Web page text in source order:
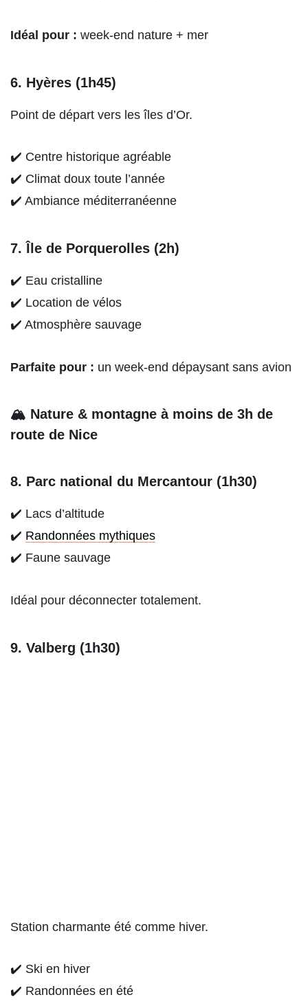
Idéal pour : week-end nature + mer
6. Hyères (1h45)
Point de départ vers les îles d’Or.
✔️ Centre historique agréable
✔️ Climat doux toute l’année
✔️ Ambiance méditerranéenne
7. Île de Porquerolles (2h)
✔️ Eau cristalline
✔️ Location de vélos
✔️ Atmosphère sauvage
Parfaite pour : un week-end dépaysant sans avion
🏔 Nature & montagne à moins de 3h de
route de Nice
8. Parc national du Mercantour (1h30)
✔️ Lacs d’altitude
✔️ Randonnées mythiques
✔️ Faune sauvage
Idéal pour déconnecter totalement.
9. Valberg (1h30)
Station charmante été comme hiver.
✔️ Ski en hiver
✔️ Randonnées en été